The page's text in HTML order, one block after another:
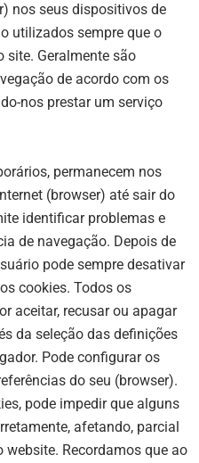
nos seus dispositivos de
utilizados sempre que o
Geralmente são
de acordo com os
nos prestar um serviço
permanecem nos
(browser) até sair do
identificar problemas e
de navegação. Depois de
pode sempre desativar
cookies. Todos os
aceitar, recusar ou apagar
da seleção das definições
Pode configurar os
do seu (browser).
pode impedir que alguns
afetando, parcial
Recordamos que ao